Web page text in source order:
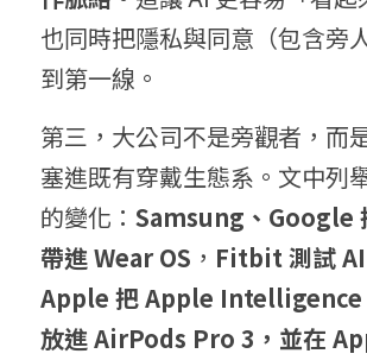
也同時把隱私與同意（包含旁
到第一線。
第三，大公司不是旁觀者，而
塞進既有穿戴生態系。文中列
的變化： Samsung、Google
帶進 Wear OS ， Fitbit 測試
Apple 把 Apple Intelligence
放進 AirPods Pro 3，並在